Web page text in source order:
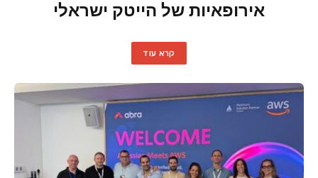
אירופאיות של הייטק ישראלי
קרא עוד